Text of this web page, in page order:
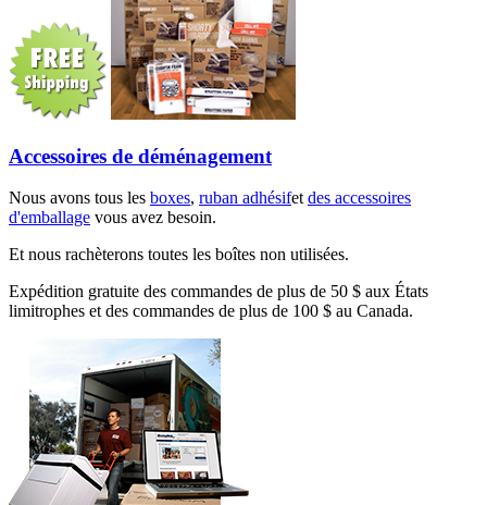
Accessoires de déménagement
Nous avons tous les boxes, ruban adhésifet des accessoires
d'emballage vous avez besoin.
Et nous rachèterons toutes les boîtes non utilisées.
Expédition gratuite des commandes de plus de 50 $ aux États
limitrophes et des commandes de plus de 100 $ au Canada.